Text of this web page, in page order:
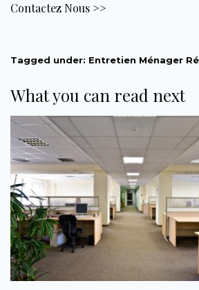
Contactez Nous >>
Tagged under: Entretien Ménager
What you can read next